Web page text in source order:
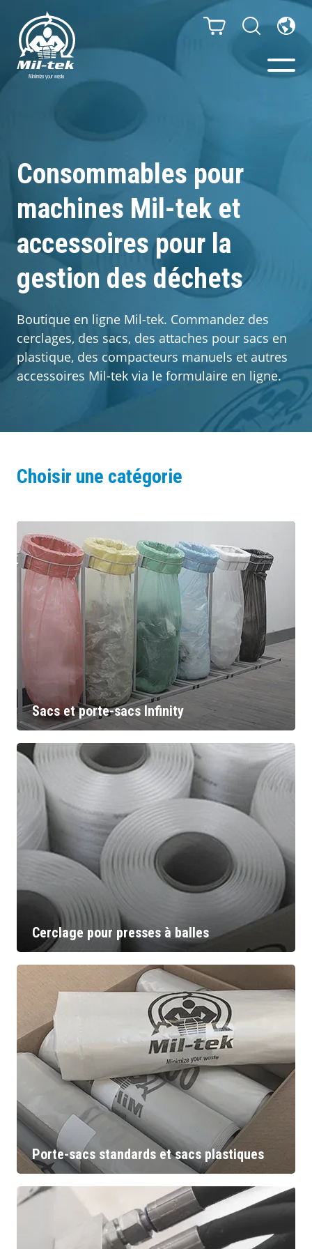
Presses à Balles et
Webshop
Secteurs
Matériaux
Cas clients
À propos de Mil-tek
Contact
Consommables pour
machines Mil-tek et
accessoires pour la
gestion des déchets
Boutique en ligne Mil-tek. Commandez des
cerclages, des sacs, des attaches pour sacs en
plastique, des compacteurs manuels et autres
accessoires Mil-tek via le formulaire en ligne.
Choisir une catégorie
Sacs et porte-sacs Infinity
Cerclage pour presses à balles
Porte-sacs standards et sacs plastiques